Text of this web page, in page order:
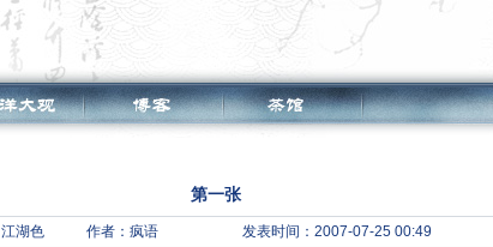
第一张
江湖色 作者：疯语 发表时间：2007-07-25 00:49